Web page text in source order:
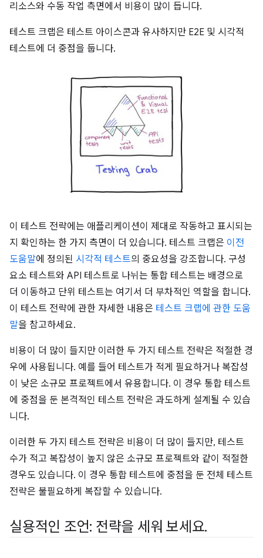
리소스와 수동 작업 측면에서 비용이 많이 듭니다.
테스트 크랩은 테스트 아이스콘과 유사하지만 E2E 및 시각적
테스트에 더 중점을 둡니다.
이 테스트 전략에는 애플리케이션이 제대로 작동하고 표시되는
지 확인하는 한 가지 측면이 더 있습니다. 테스트 크랩은 이전
도움말에 정의된 시각적 테스트의 중요성을 강조합니다. 구성
요소 테스트와 API 테스트로 나뉘는 통합 테스트는 배경으로
더 이동하고 단위 테스트는 여기서 더 부차적인 역할을 합니다.
이 테스트 전략에 관한 자세한 내용은 테스트 크랩에 관한 도움
말을 참고하세요.
비용이 더 많이 들지만 이러한 두 가지 테스트 전략은 적절한 경
우에 사용됩니다. 예를 들어 테스트가 적게 필요하거나 복잡성
이 낮은 소규모 프로젝트에서 유용합니다. 이 경우 통합 테스트
에 중점을 둔 본격적인 테스트 전략은 과도하게 설계될 수 있습
니다.
이러한 두 가지 테스트 전략은 비용이 더 많이 들지만, 테스트
수가 적고 복잡성이 높지 않은 소규모 프로젝트와 같이 적절한
경우도 있습니다. 이 경우 통합 테스트에 중점을 둔 전체 테스트
전략은 불필요하게 복잡할 수 있습니다.
실용적인 조언: 전략을 세워 보세요.